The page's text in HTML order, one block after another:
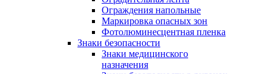
Ограждения напольные
Маркировка опасных зон
Фотолюминесцентная пленка
Знаки безопасности
Знаки медицинского
назначения